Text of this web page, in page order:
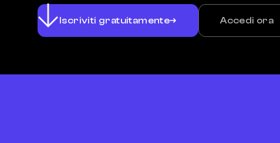
Iscriviti gratuitamente Accedi ora